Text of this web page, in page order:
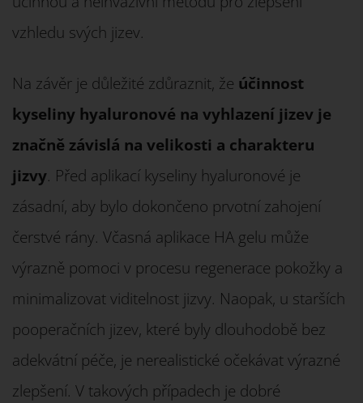
vzhledu svých jizev.
Na závěr je důležité zdůraznit, že účinnost
kyseliny hyaluronové na vyhlazení jizev je
značně závislá na velikosti a charakteru
jizvy. Před aplikací kyseliny hyaluronové je
zásadní, aby bylo dokončeno prvotní zahojení
čerstvé rány. Včasná aplikace HA gelu může
výrazně pomoci v procesu regenerace pokožky a
minimalizovat viditelnost jizvy. Naopak, u starších
pooperačních jizev, které byly dlouhodobě bez
adekvátní péče, je nerealistické očekávat výrazné
zlepšení. V takových případech je dobré